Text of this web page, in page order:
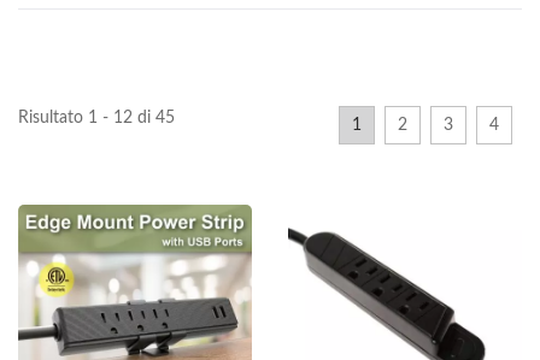
Risultato 1 - 12 di 45 1 2 3 4